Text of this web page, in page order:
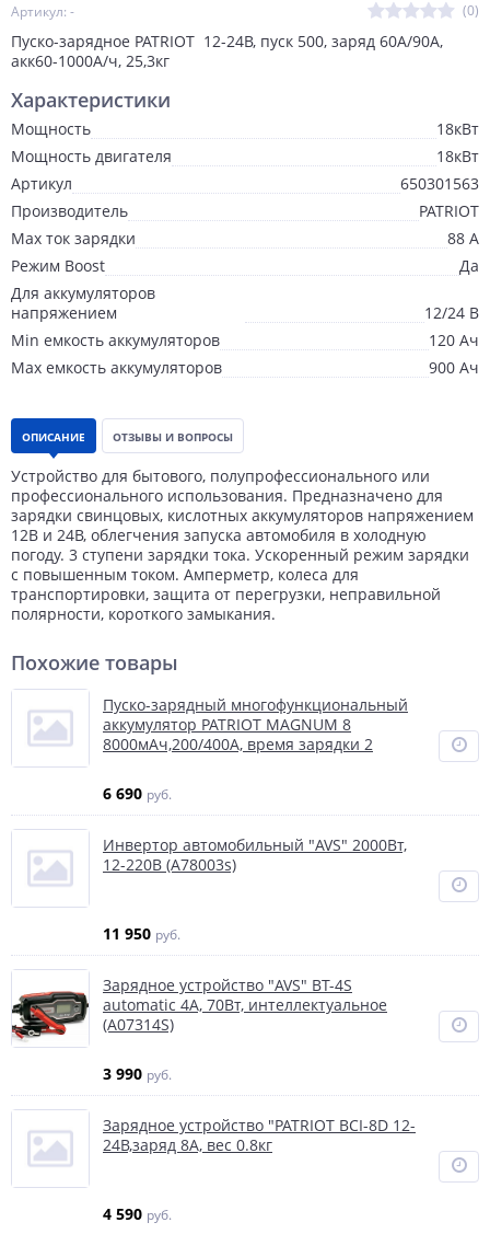
Артикул: - (0)
Пуско-зарядное PATRIOT 12-24В, пуск 500, заряд 60А/90А,
акк60-1000А/ч, 25,3кг
Характеристики
Мощность
18кВт
Мощность двигателя
18кВт
Артикул
650301563
Производитель
PATRIOT
Max ток зарядки
88 А
Режим Boost
Да
Для аккумуляторов
напряжением
12/24 В
Min емкость аккумуляторов
120 Ач
Max емкость аккумуляторов
900 Ач
ОПИСАНИЕ ОТЗЫВЫ И ВОПРОСЫ
Устройство для бытового, полупрофессионального или
профессионального использования. Предназначено для
зарядки свинцовых, кислотных аккумуляторов напряжением
12В и 24В, облегчения запуска автомобиля в холодную
погоду. 3 ступени зарядки тока. Ускоренный режим зарядки
с повышенным током. Амперметр, колеса для
транспортировки, защита от перегрузки, неправильной
полярности, короткого замыкания.
Похожие товары
Пуско-зарядный многофункциональный
аккумулятор PATRIOT MAGNUM 8
8000мАч,200/400А, время зарядки 2
6 690 руб.
Инвертор автомобильный "AVS" 2000Вт,
12-220В (A78003s)
11 950 руб.
Зарядное устройство "AVS" BT-4S
automatic 4А, 70Вт, интеллектуальное
(A07314S)
3 990 руб.
Зарядное устройство "PATRIOT BCI-8D 12-
24В,заряд 8А, вес 0.8кг
4 590 руб.